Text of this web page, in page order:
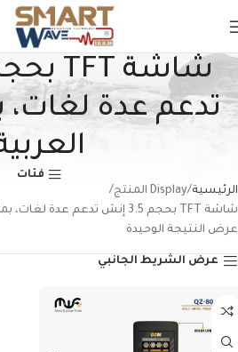
تدعم عدة لغات،
فئات
الرئيسية Display المنتج
شاشة TFT بحجم 3.5 إنش تدعم عدة لغات، بما في ذلك العربية
عرض النتيجة الوحيدة
عرض الشريط الجانبي